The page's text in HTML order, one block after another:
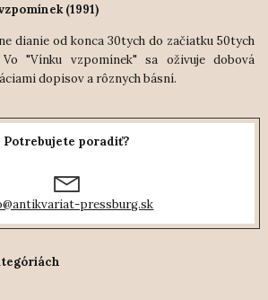
(1991)
dianie od konca 30tych do začiatku 50tych
"Vínku vzpomínek" sa oživuje dobová
dopisov a rôznych básní.
Potrebujete poradiť?
pressburg.sk